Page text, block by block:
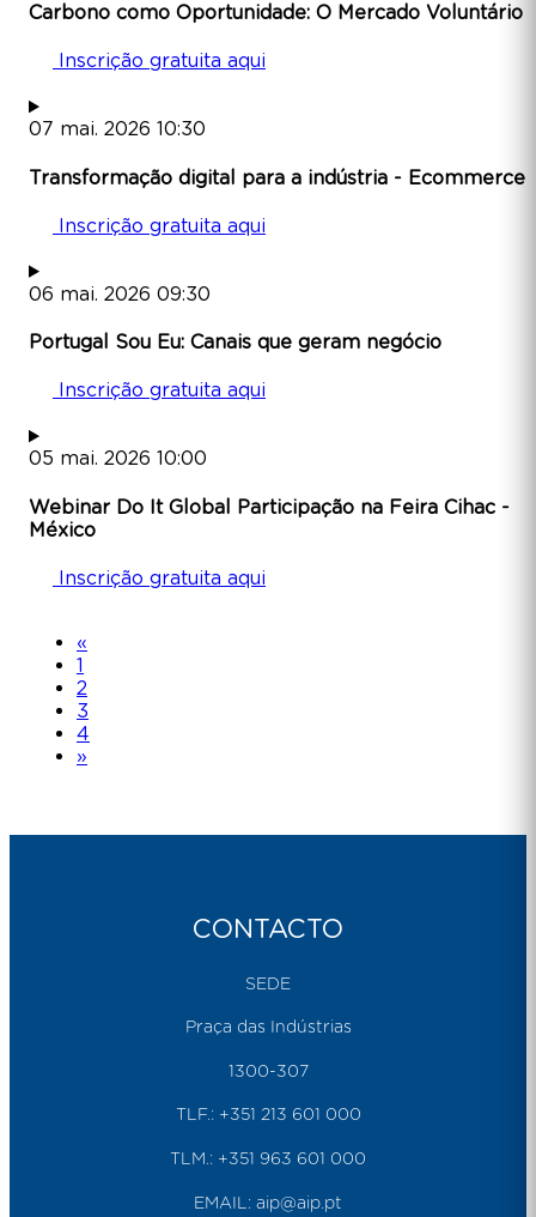
Carbono como Oportunidade: O Mercado Voluntário
Inscrição gratuita aqui
07 mai. 2026 10:30
Transformação digital para a indústria - Ecommerce
Inscrição gratuita aqui
06 mai. 2026 09:30
Portugal Sou Eu: Canais que geram negócio
Inscrição gratuita aqui
05 mai. 2026 10:00
Webinar Do It Global Participação na Feira Cihac -
México
Inscrição gratuita aqui
«
1
2
3
4
»
CONTACTO
SEDE
Praça das Indústrias
1300-307
TLF.: +351 213 601 000
TLM.: +351 963 601 000
EMAIL: aip@aip.pt